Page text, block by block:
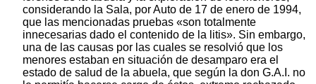
considerando la Sala, por Auto de 17 de enero de 1994,
que las mencionadas pruebas «son totalmente
innecesarias dado el contenido de la litis». Sin embargo,
una de las causas por las cuales se resolvió que los
menores estaban en situación de desamparo era el
estado de salud de la abuela, que según la don G.A.I. no